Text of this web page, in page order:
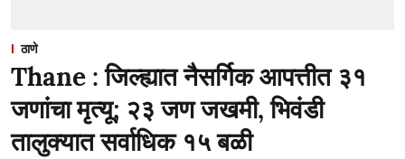
ठाणे
Thane : जिल्ह्यात नैसर्गिक आपत्तीत ३१
जणांचा मृत्यू; २३ जण जखमी, भिवंडी
तालुक्यात सर्वाधिक १५ बळी